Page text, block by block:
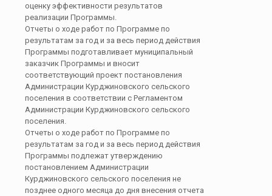
оценку эффективности результатов
реализации Программы.
Отчеты о ходе работ по Программе по
результатам за год и за весь период действия
Программы подготавливает муниципальный
заказчик Программы и вносит
соответствующий проект постановления
Администрации Курджиновского сельского
поселения в соответствии с Регламентом
Администрации Курджиновского сельского
поселения.
Отчеты о ходе работ по Программе по
результатам за год и за весь период действия
Программы подлежат утверждению
постановлением Администрации
Курджиновского сельского поселения не
позднее одного месяца до дня внесения отчета